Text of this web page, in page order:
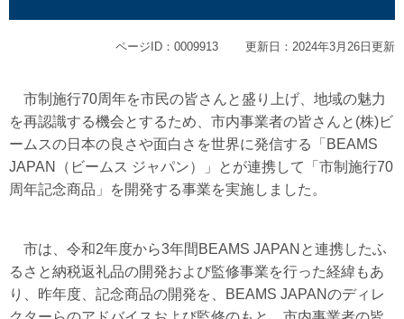
ページID：0009913 更新日：2024年3月26日更新
市制施行70周年を市民の皆さんと盛り上げ、地域の魅力
を再認識する機会とするため、市内事業者の皆さんと(株)ビ
ームスの日本の良さや面白さを世界に発信する「BEAMS
JAPAN（ビームス ジャパン）」とが連携して「市制施行70
周年記念商品」を開発する事業を実施しました。
市は、令和2年度から3年間BEAMS JAPANと連携したふ
るさと納税返礼品の開発および監修事業を行った経緯もあ
り、昨年度、記念商品の開発を、BEAMS JAPANのディレ